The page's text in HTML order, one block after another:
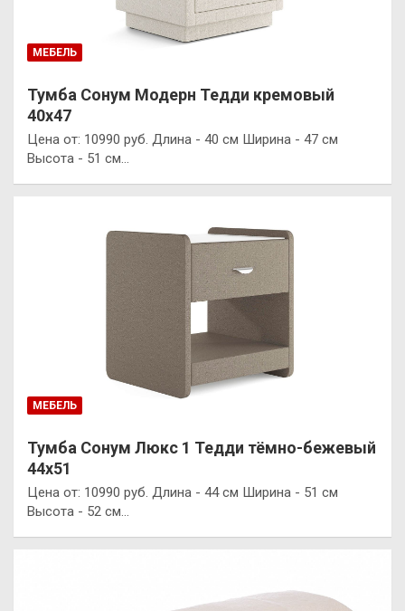
МЕБЕЛЬ
Тумба Сонум Модерн Тедди кремовый
40х47
Цена от: 10990 руб. Длина - 40 см Ширина - 47 см
Высота - 51 см…
МЕБЕЛЬ
Тумба Сонум Люкс 1 Тедди тёмно-бежевый
44х51
Цена от: 10990 руб. Длина - 44 см Ширина - 51 см
Высота - 52 см…